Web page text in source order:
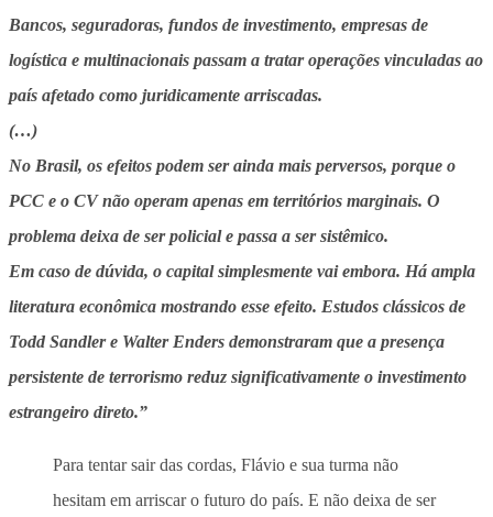
Bancos, seguradoras, fundos de investimento, empresas de
logística e multinacionais passam a tratar operações vinculadas ao
país afetado como juridicamente arriscadas.
(…)
No Brasil, os efeitos podem ser ainda mais perversos, porque o
PCC e o CV não operam apenas em territórios marginais. O
problema deixa de ser policial e passa a ser sistêmico.
Em caso de dúvida, o capital simplesmente vai embora. Há ampla
literatura econômica mostrando esse efeito. Estudos clássicos de
Todd Sandler e Walter Enders demonstraram que a presença
persistente de terrorismo reduz significativamente o investimento
estrangeiro direto.”
Para tentar sair das cordas, Flávio e sua turma não
hesitam em arriscar o futuro do país. E não deixa de ser